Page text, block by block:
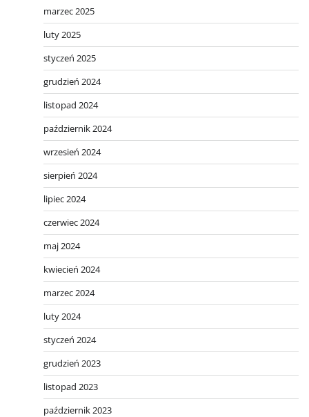
marzec 2025
luty 2025
styczeń 2025
grudzień 2024
listopad 2024
październik 2024
wrzesień 2024
sierpień 2024
lipiec 2024
czerwiec 2024
maj 2024
kwiecień 2024
marzec 2024
luty 2024
styczeń 2024
grudzień 2023
listopad 2023
październik 2023